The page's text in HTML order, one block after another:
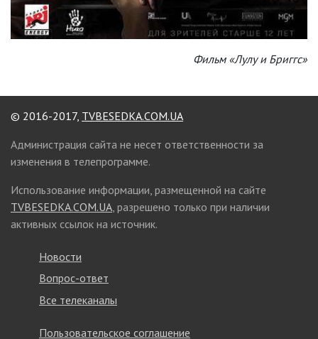
Фильм «Лулу и Бриггс»
© 2016-2017, TVBESEDKA.COM.UA
Администрация сайта не несет ответственности за
изменения в телепрограмме.
Использование информации, размещенной на сайте
TVBESEDKA.COM.UA , разрешено только при наличии
активных ссылок на источник.
Новости
Вопрос-ответ
Все телеканалы
Пользовательское соглашение